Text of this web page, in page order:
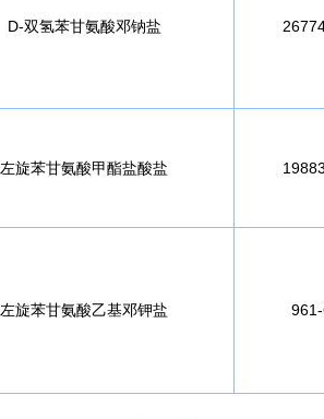
D-双氢苯甘氨酸邓钠盐
左旋苯甘氨酸甲酯盐酸盐
左旋苯甘氨酸乙基邓钾盐